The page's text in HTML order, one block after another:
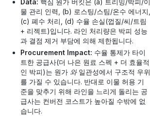
Data: 핵심 원가 버킷은 (a) 트리밍/박피/이
물 관리 인력, (b) 로스팅/스팀/온수 에너지,
(c) 폐수 처리, (d) 수율 손실(껍질/씨/트림
+ 리젝트)입니다. 라인 처리량은 박피 성능
과 결점 제거 부담에 의해 제한됩니다.
Procurement Impact: 수율 통제가 타이
트한 공급사(더 나은 원료 스펙 + 더 효율적
인 박피)는 원가 와일관성에서 구조적 우위
를 가질 수 있습니다. 반대로 이물 허용 기
준을 맞추기 위해 라인을 느리게 돌리는 공
급사는 컨버전 코스트가 높아질 수밖에 없
습니다.